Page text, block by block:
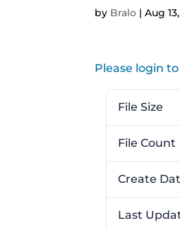
by Bralo |Aug
Please login
File Size
File Count
Create
Last